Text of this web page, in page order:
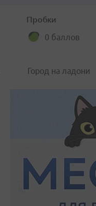
Пробки
0 баллов
Город на ладони